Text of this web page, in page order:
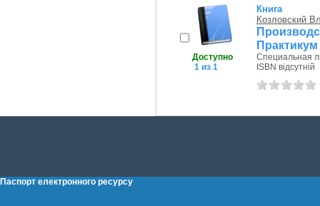
Доступно
1 из 1
Книга
Козловский
Практикум
Специальная
ISBN відсутній
Паспорт електронного ресурсу